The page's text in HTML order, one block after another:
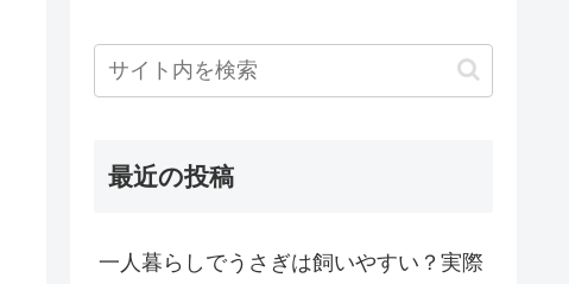
最近の投稿
一人暮らしでうさぎは飼いやすい？実際